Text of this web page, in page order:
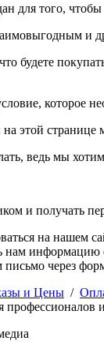
для того,
и
будете
которое
на этой
ведь мы
и получать
на нашем
нам информацию
через
и Цены /